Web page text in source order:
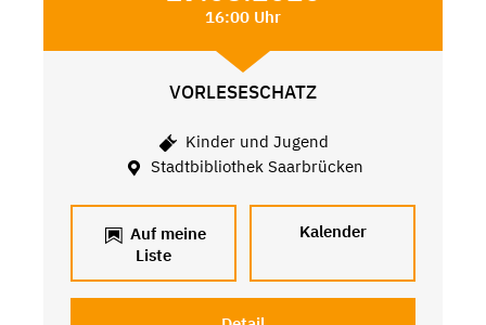
16:00 Uhr
VORLESESCHATZ
Kinder und Jugend
Stadtbibliothek Saarbrücken
Auf meine
Liste
Kalender